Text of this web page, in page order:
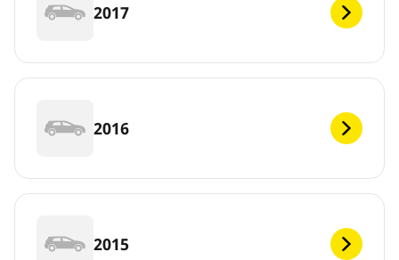
2017
2016
2015